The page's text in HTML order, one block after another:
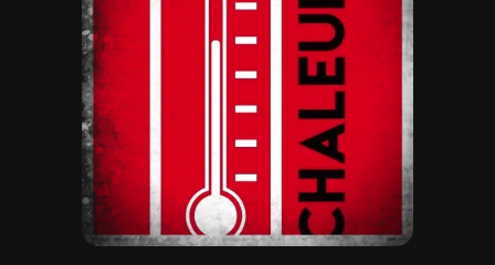
UN POLAR AU HASARD